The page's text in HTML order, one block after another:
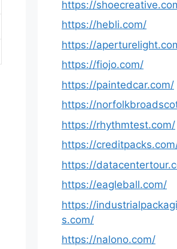
https://
https://hebli.com/
https://
https://fiojo.com/
https://paintedcar.com/
https://
https://rhythmtest.com/
https://
https://
https://eagleball.com/
https://
s.com/
https://nalono.com/